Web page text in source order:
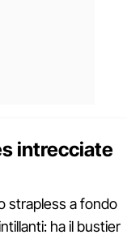
intrecciate
strapless a fondo
ha il bustier